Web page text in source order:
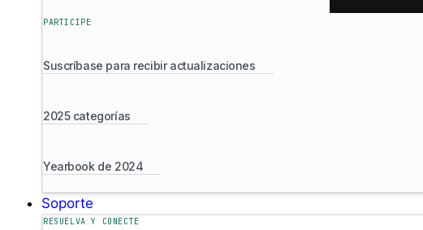
PARTICIPE
Suscríbase para recibir actualizaciones
2025 categorías
Yearbook de 2024
Soporte
RESUELVA Y CONECTE